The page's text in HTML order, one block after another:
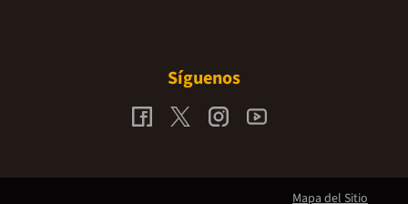
Síguenos
Mapa del Sitio